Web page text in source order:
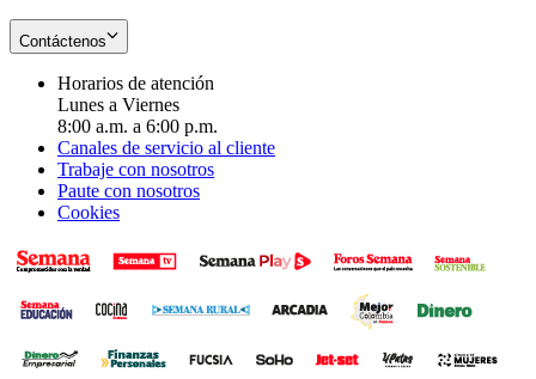
Contáctenos
Horarios de atención
Lunes a Viernes
8:00 a.m. a 6:00 p.m.
Canales de servicio al cliente
Trabaje con nosotros
Paute con nosotros
Cookies